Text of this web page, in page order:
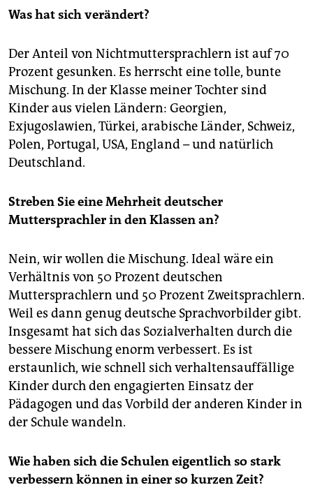
Was hat sich verändert?
Der Anteil von Nichtmuttersprachlern ist auf 70
Prozent gesunken. Es herrscht eine tolle, bunte
Mischung. In der Klasse meiner Tochter sind
Kinder aus vielen Ländern: Georgien,
Exjugoslawien, Türkei, arabische Länder, Schweiz,
Polen, Portugal, USA, England – und natürlich
Deutschland.
Streben Sie eine Mehrheit deutscher
Muttersprachler in den Klassen an?
Nein, wir wollen die Mischung. Ideal wäre ein
Verhältnis von 50 Prozent deutschen
Muttersprachlern und 50 Prozent Zweitsprachlern.
Weil es dann genug deutsche Sprachvorbilder gibt.
Insgesamt hat sich das Sozialverhalten durch die
bessere Mischung enorm verbessert. Es ist
erstaunlich, wie schnell sich verhaltensauffällige
Kinder durch den engagierten Einsatz der
Pädagogen und das Vorbild der anderen Kinder in
der Schule wandeln.
Wie haben sich die Schulen eigentlich so stark
verbessern können in einer so kurzen Zeit?